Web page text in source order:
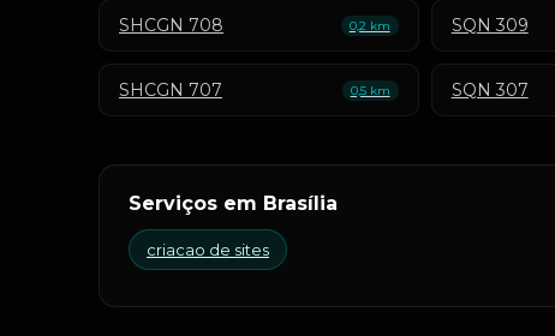
SHCGN 708 0,2 km SQN 309
SHCGN 707 0,5 km SQN 307
Serviços em Brasília
criacao de sites